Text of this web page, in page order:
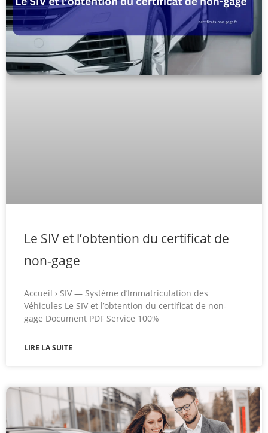
Le SIV et l’obtention du certificat de
non-gage
Accueil › SIV — Système d’Immatriculation des
Véhicules Le SIV et l’obtention du certificat de non-
gage Document PDF Service 100%
LIRE LA SUITE